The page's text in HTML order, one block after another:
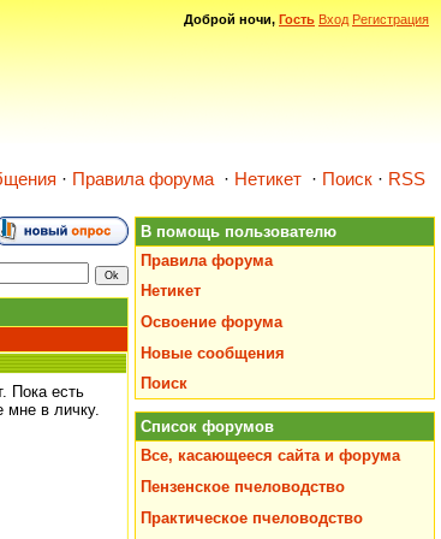
Доброй ночи, Гость Вход Регистрация
· Правила форума · Нетикет · Поиск · RSS
Пока есть
мне в личку.
В помощь пользователю
Правила форума
Нетикет
Освоение форума
Новые сообщения
Поиск
Список форумов
Все, касающееся сайта и форума
Пензенское пчеловодство
Практическое пчеловодство